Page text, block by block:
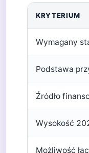
KRYTERIUM
Wymagany
Podstawa
Źródło
Wysokość
Możliwość